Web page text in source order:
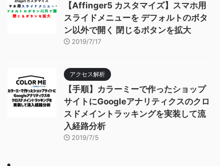
【Affinger5 カスタマイズ】スマホ用
スライドメニューを デフォルトのボタ
ン以外で開く 閉じるボタンを拡大
2019/7/17
アクセス解析
【手順】カラーミーで作ったショップ
サイトにGoogleアナリティクスのクロ
スドメイントラッキングを実装して流
入経路分析
2019/7/5